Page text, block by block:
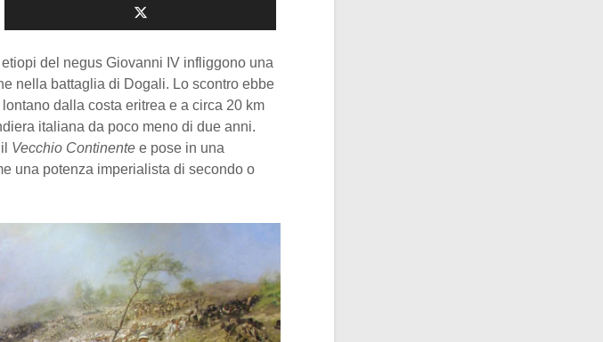
del negus Giovanni IV infliggono una
nella battaglia di Dogali. Lo scontro ebbe
dalla costa eritrea e a circa 20 km
italiana da poco meno di due anni.
Vecchio Continente e pose in una
una potenza imperialista di secondo o